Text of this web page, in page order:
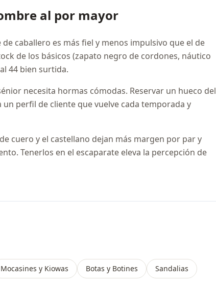
al por mayor
de caballero es más fiel y menos impulsivo que el de
de los básicos (zapato negro de cordones, náutico
44 bien surtida.
necesita hormas cómodas. Reservar un hueco del
perfil de cliente que vuelve cada temporada y
cuero y el castellano dejan más margen por par y
Tenerlos en el escaparate eleva la percepción de
Mocasines y Kiowas Botas y Botines Sandalias